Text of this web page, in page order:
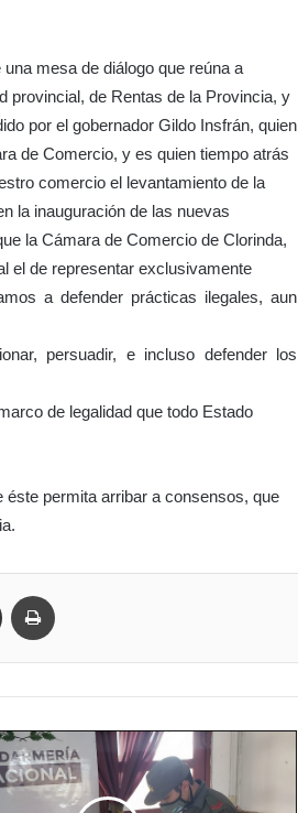
mesa de diálogo que reúna a
provincial, de Rentas de la Provincia, y
por el gobernador Gildo Insfrán, quien
de Comercio, y es quien tiempo atrás
comercio el levantamiento de la
la inauguración de las nuevas
la Cámara de Comercio de Clorinda,
el de representar exclusivamente
a defender prácticas ilegales, aun
persuadir, e incluso defender los
de legalidad que todo Estado
permita arribar a consensos, que